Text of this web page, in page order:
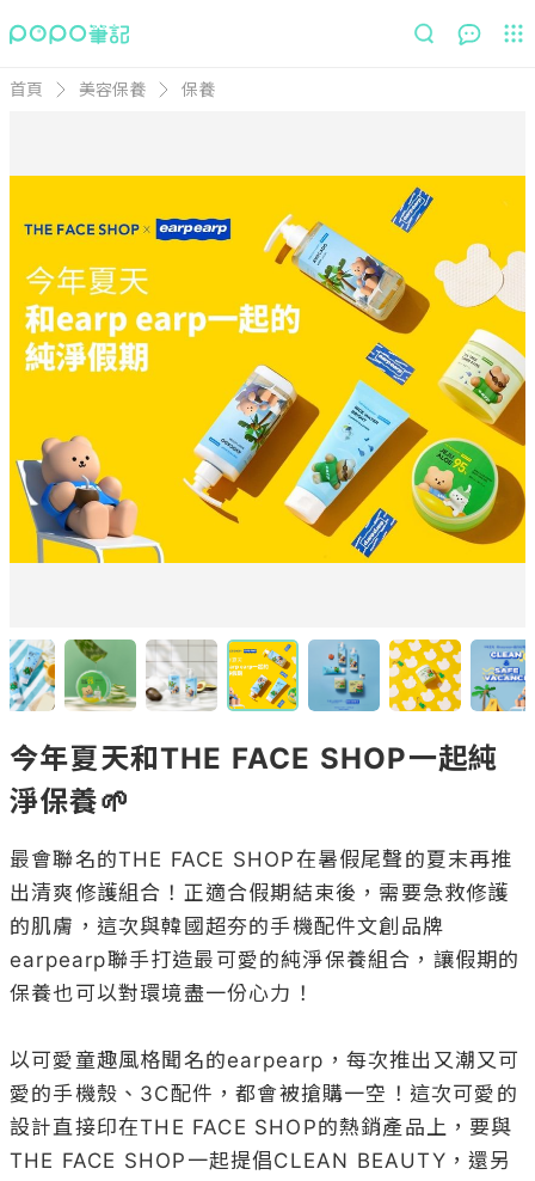
首頁 美容保養 保養
今年夏天和THE FACE SHOP一起純
淨保養🌱
最會聯名的THE FACE SHOP在暑假尾聲的夏末再推
出清爽修護組合！正適合假期結束後，需要急救修護
的肌膚，這次與韓國超夯的手機配件文創品牌
earpearp聯手打造最可愛的純淨保養組合，讓假期的
保養也可以對環境盡一份心力！
以可愛童趣風格聞名的earpearp，每次推出又潮又可
愛的手機殼、3C配件，都會被搶購一空！這次可愛的
設計直接印在THE FACE SHOP的熱銷產品上，要與
THE FACE SHOP一起提倡CLEAN BEAUTY，還另